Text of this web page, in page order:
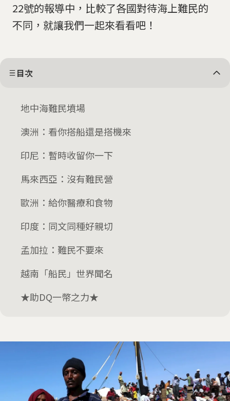
22號的報導中，比較了各國對待海上難民的
不同，就讓我們一起來看看吧！
目次
地中海難民墳場
澳洲：看你搭船還是搭機來
印尼：暫時收留你一下
馬來西亞：沒有難民營
歐洲：給你醫療和食物
印度：同文同種好親切
孟加拉：難民不要來
越南「船民」世界聞名
★助DQ一幣之力★